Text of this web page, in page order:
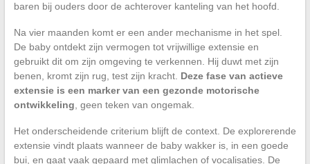
baren bij ouders door de achterover kanteling van het hoofd.
Na vier maanden komt er een ander mechanisme in het spel.
De baby ontdekt zijn vermogen tot vrijwillige extensie en
gebruikt dit om zijn omgeving te verkennen. Hij duwt met zijn
benen, kromt zijn rug, test zijn kracht. Deze fase van actieve
extensie is een marker van een gezonde motorische
ontwikkeling , geen teken van ongemak.
Het onderscheidende criterium blijft de context. De explorerende
extensie vindt plaats wanneer de baby wakker is, in een goede
bui, en gaat vaak gepaard met glimlachen of vocalisaties. De